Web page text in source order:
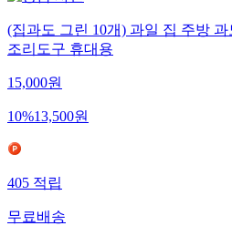
(집과도 그린 10개) 과일 집 주방
조리도구 휴대용
15,000원
10%13,500원
405 적립
무료배송